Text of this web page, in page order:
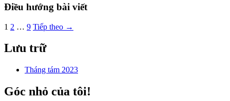
Điều hướng bài viết
1 2 … 9 Tiếp theo →
Lưu trữ
Tháng tám 2023
Góc nhỏ của tôi!